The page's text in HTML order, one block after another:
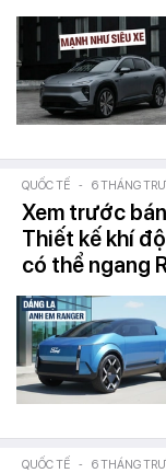
QUỐC TẾ - 6 THÁNG
Xem trước
Thiết kế khí
có thể ngang
QUỐC TẾ - 6 THÁNG